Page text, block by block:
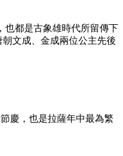
也都是古象雄時代所留傳下
文成、金成兩位公主先後
慶，也是拉薩年中最為繁